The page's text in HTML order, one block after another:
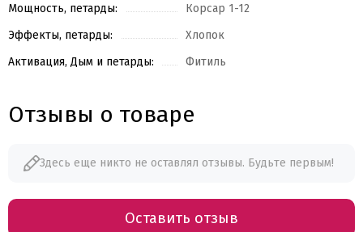
Мощность, петарды:
Корсар 1-12
Эффекты, петарды:
Хлопок
Активация, Дым и петарды:
Фитиль
Отзывы о товаре
Здесь еще никто не оставлял отзывы. Будьте первым!
Оставить отзыв